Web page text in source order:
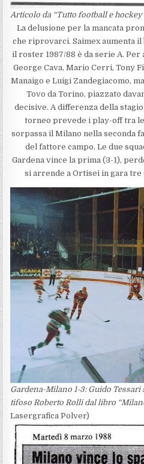
Articolo da “Tutto football e
La delusione per la mancata
che riprovarci. Saimex aumenta il
il roster 1987/88 è da serie A.
George Cava, Mario Cerri, Tony
Manaigo e Luigi Zandegiacomo,
Tovo da Torino, piazzato
decisive. A differenza della
torneo prevede i play-off tra
sorpassa il Milano nella seconda
del fattore campo. Le due
Gardena vince la prima (3-1),
si arrende a Ortisei in gara tre
Gardena-Milano 1-3: Guido
tifoso Roberto Rolli dal libro
Lasergrafica Polver)